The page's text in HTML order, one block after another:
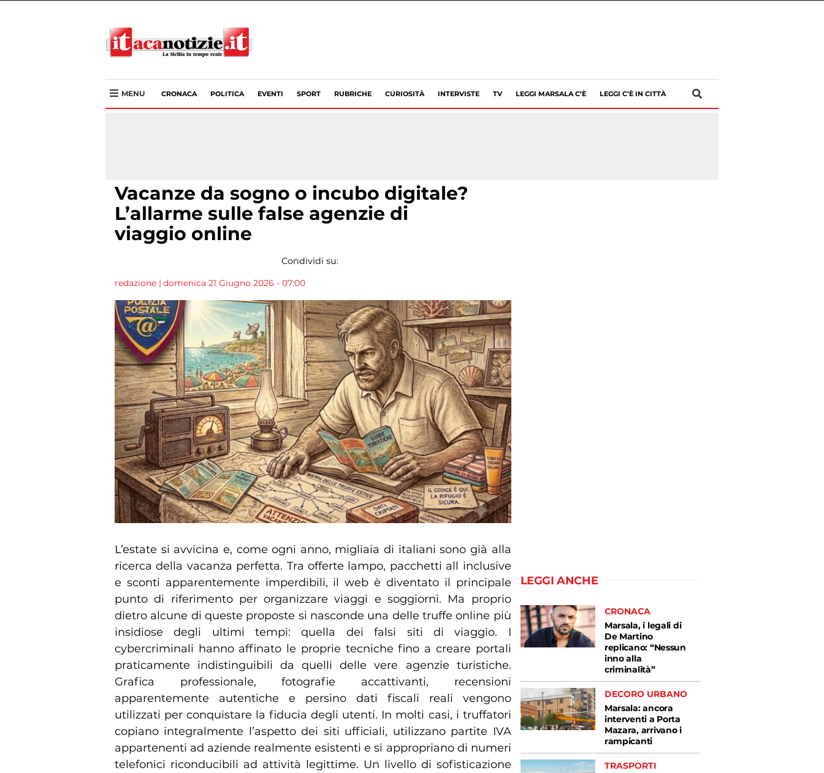
MENU CRONACA POLITICA EVENTI SPORT RUBRICHE CURIOSITÀ INTERVISTE TV LEGGI MARSALA C’È LEGGI C’È IN CITTÀ
Vacanze da sogno o incubo digitale?
L’allarme sulle false agenzie di
viaggio online
Condividi su:
redazione | domenica 21 Giugno 2026 - 07:00
L’estate si avvicina e, come ogni anno, migliaia di italiani sono già alla
ricerca della vacanza perfetta. Tra offerte lampo, pacchetti all inclusive
e sconti apparentemente imperdibili, il web è diventato il principale
punto di riferimento per organizzare viaggi e soggiorni. Ma proprio
dietro alcune di queste proposte si nasconde una delle truffe online più
insidiose degli ultimi tempi: quella dei falsi siti di viaggio. I
cybercriminali hanno affinato le proprie tecniche fino a creare portali
praticamente indistinguibili da quelli delle vere agenzie turistiche.
Grafica professionale, fotografie accattivanti, recensioni
apparentemente autentiche e persino dati fiscali reali vengono
utilizzati per conquistare la fiducia degli utenti. In molti casi, i truffatori
copiano integralmente l’aspetto dei siti ufficiali, utilizzano partite IVA
appartenenti ad aziende realmente esistenti e si appropriano di numeri
telefonici riconducibili ad attività legittime. Un livello di sofisticazione
LEGGI ANCHE
CRONACA
Marsala, i legali di
De Martino
replicano: “Nessun
inno alla
criminalità”
DECORO URBANO
Marsala: ancora
interventi a Porta
Mazara, arrivano i
rampicanti
TRASPORTI